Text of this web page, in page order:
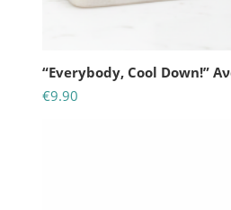
€9.90